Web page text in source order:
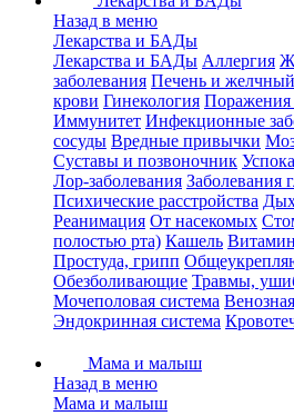
Назад в меню
Лекарства и БАДы
Лекарства и БАДы Аллергия
заболевания Печень и
крови Гинекология Поражения
Иммунитет Инфекционные
сосуды Вредные привычки
Суставы и позвоночник
Лор-заболевания Заболевания
Психические расстройства
Реанимация От насекомых
полостью рта) Кашель
Простуда, грипп
Обезболивающие Травмы,
Мочеполовая система
Эндокринная система
Мама и малыш
Назад в меню
Мама и малыш